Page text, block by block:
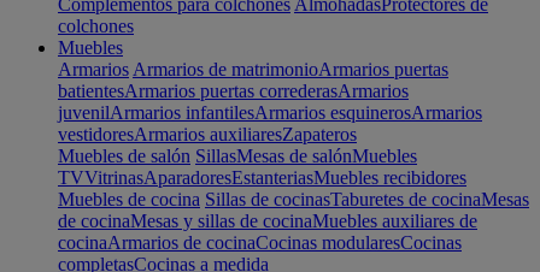
Complementos para colchones AlmohadasProtectores de
colchones
Muebles
Armarios Armarios de matrimonioArmarios puertas
batientesArmarios puertas correderasArmarios
juvenilArmarios infantilesArmarios esquinerosArmarios
vestidoresArmarios auxiliaresZapateros
Muebles de salón SillasMesas de salónMuebles
TVVitrinasAparadoresEstanteriasMuebles recibidores
Muebles de cocina Sillas de cocinasTaburetes de cocinaMesas
de cocinaMesas y sillas de cocinaMuebles auxiliares de
cocinaArmarios de cocinaCocinas modularesCocinas
completasCocinas a medida